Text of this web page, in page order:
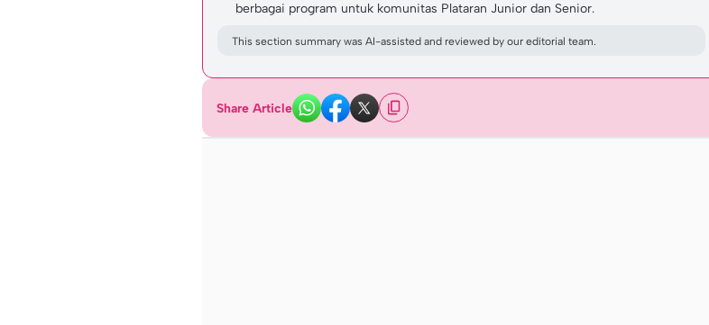
berbagai program untuk komunitas Plataran Junior dan Senior.
This section summary was AI-assisted and reviewed by our editorial team.
Share Article